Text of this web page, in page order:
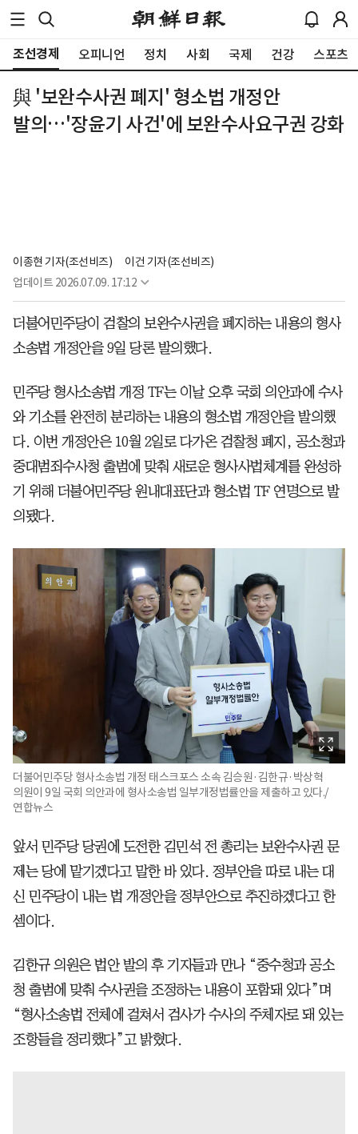
조선경제 오피니언 정치 사회 국제 건강 스포츠
與 '보완수사권 폐지' 형소법 개정안
발의…'장윤기 사건'에 보완수사요구권 강화
이종현 기자(조선비즈)
이건 기자(조선비즈)
업데이트 2026.07.09. 17:12
더불어민주당이 검찰의 보완수사권을 폐지하는 내용의 형사
소송법 개정안을 9일 당론 발의했다.
민주당 형사소송법 개정 TF는 이날 오후 국회 의안과에 수사
와 기소를 완전히 분리하는 내용의 형소법 개정안을 발의했
다. 이번 개정안은 10월 2일로 다가온 검찰청 폐지, 공소청과
중대범죄수사청 출범에 맞춰 새로운 형사사법체계를 완성하
기 위해 더불어민주당 원내대표단과 형소법 TF 연명으로 발
의됐다.
더불어민주당 형사소송법 개정 태스크포스 소속 김승원·김한규·박상혁
의원이 9일 국회 의안과에 형사소송법 일부개정법률안을 제출하고 있다./
연합뉴스
앞서 민주당 당권에 도전한 김민석 전 총리는 보완수사권 문
제는 당에 맡기겠다고 말한 바 있다. 정부안을 따로 내는 대
신 민주당이 내는 법 개정안을 정부안으로 추진하겠다고 한
셈이다.
김한규 의원은 법안 발의 후 기자들과 만나 “중수청과 공소
청 출범에 맞춰 수사권을 조정하는 내용이 포함돼 있다”며
“형사소송법 전체에 걸쳐서 검사가 수사의 주체자로 돼 있는
조항들을 정리했다”고 밝혔다.